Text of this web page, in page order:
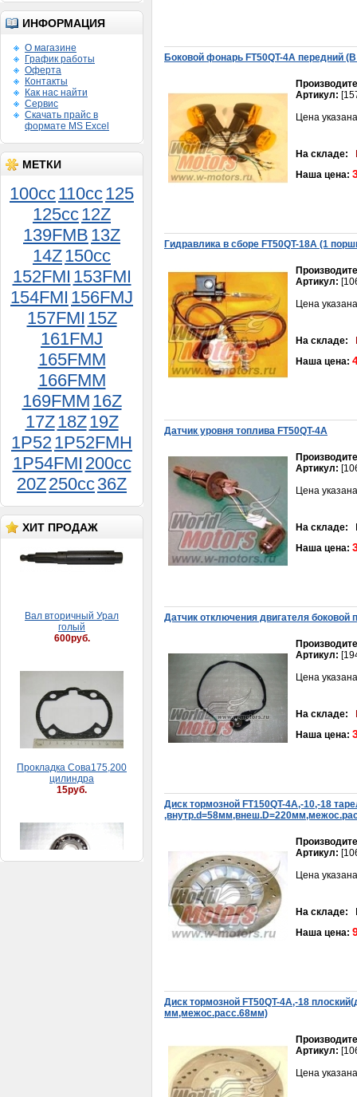
ИНФОРМАЦИЯ
О магазине
График работы
Оферта
Контакты
Как нас найти
Сервис
Скачать прайс в
формате MS Excel
МЕТКИ
100cc110cc125
125cc12Z
139FMB 13Z
14Z150сс
152FMI 153FMI
154FMI 156FMJ
157FMI 15Z
161FMJ
165FMM
166FMM
169FMM 16Z
17Z18Z19Z
1P521P52FMH
1P54FMI 200cc
20Z250cc36Z
ХИТ ПРОДАЖ
Камера 12 3,00-12 Монстр
450руб.
Шестерня кикстартера
промежуточная 152-
153QMI,157-158QMJ
500руб.
Вал вторичный Урал
голый
600руб.
цилиндра
Подшипник коленвала Honda Dio AF18/27/28/34, Honda Tact 24/30 52*20*12
250руб.
Боковой фонарь FT50QT-4А передний
Артикул:
Цена
На складе:
Наша цена:
Гидравлика в сборе FT50QT-18A (1
Артикул:
Цена
На складе:
Наша цена:
Датчик уровня топлива FT50QT-4A
Артикул:
Цена
На складе:
Наша цена:
Датчик отключения двигателя боковой
Артикул:
Цена
На складе:
Наша цена:
Диск тормозной FT150QT-4А,-10,-18
Артикул:
Цена
На складе:
Наша цена:
Диск тормозной FT50QT-4А,-18
мм,межос.расс.68мм)
Артикул:
Цена